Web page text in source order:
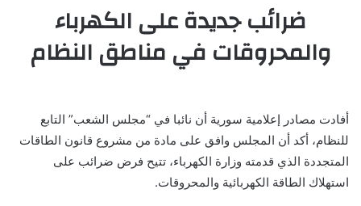
ضرائب جديدة على الكهرباء
والمحروقات في مناطق النظام
أفادت مصادر إعلامية سورية أن نائبا في “مجلس الشعب” التابع
للنظام، أكد أن المجلس وافق على مادة من مشروع قانون الطاقات
المتجددة الذي قدمته وزارة الكهرباء، تتيح فرض ضرائب على
استهلاك الطاقة الكهربائية والمحروقات.